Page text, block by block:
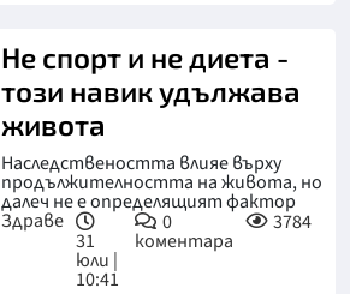
Не спорт и не диета -
този навик удължава
живота
Наследствеността влияе върху
продължителността на живота, но
далеч не е определящият фактор
Здраве
31
юли |
10:41
0
коментара
3784